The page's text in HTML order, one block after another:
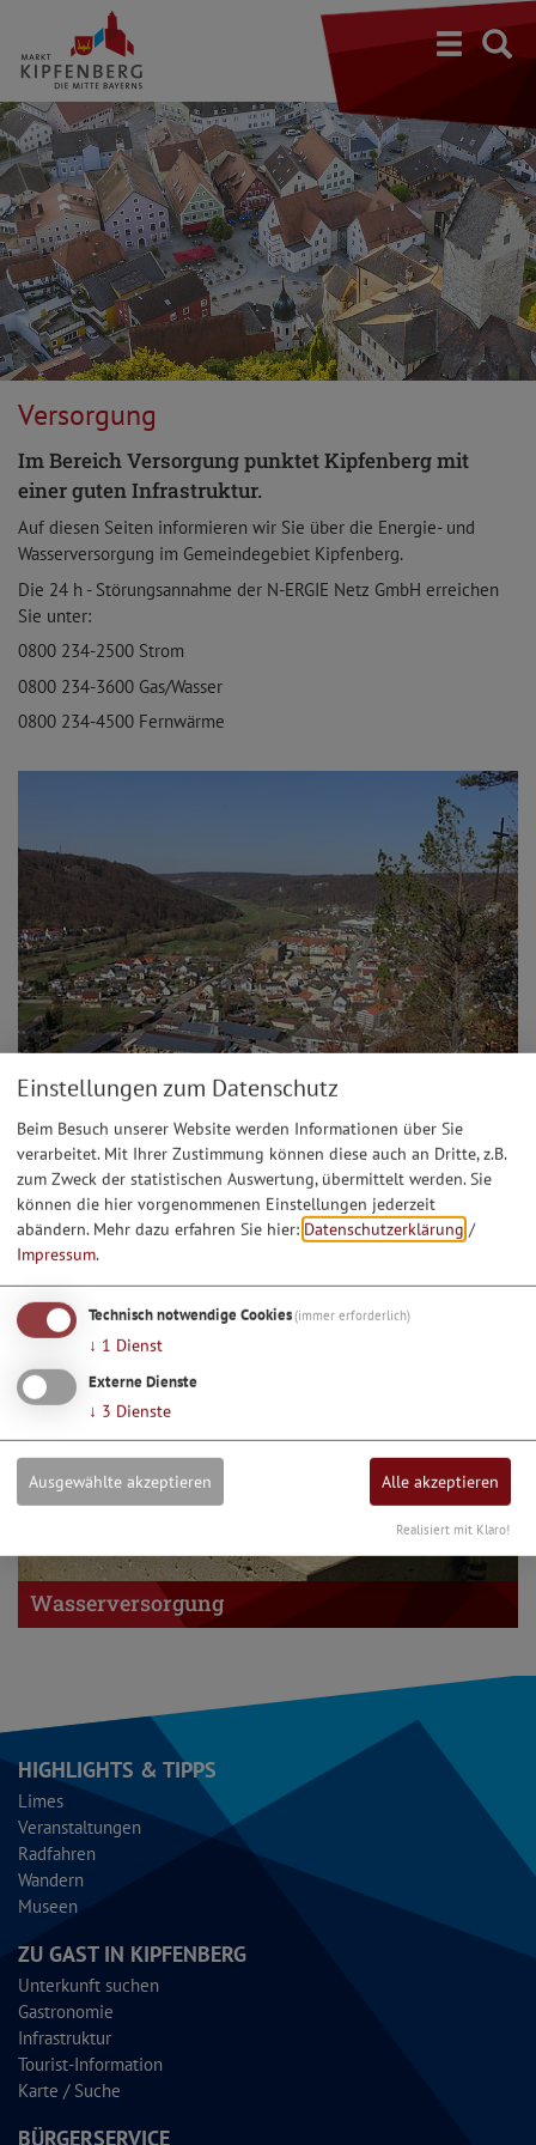
Versorgung
Im Bereich Versorgung punktet Kipfenberg mit
einer guten Infrastruktur.
Auf diesen Seiten informieren wir Sie über die Energie- und
Wasserversorgung im Gemeindegebiet Kipfenberg.
Die 24 h - Störungsannahme der N-ERGIE Netz GmbH erreichen
Sie unter:
0800 234-2500 Strom
0800 234-3600 Gas/Wasser
0800 234-4500 Fernwärme
Energieversorgung
Wasserversorgung
HIGHLIGHTS & TIPPS
Limes
Veranstaltungen
Radfahren
Wandern
Museen
ZU GAST IN KIPFENBERG
Unterkunft suchen
Gastronomie
Infrastruktur
Tourist-Information
Karte / Suche
BÜRGERSERVICE
Einstellungen zum Datenschutz
Beim Besuch unserer Website werden Informationen über Sie
verarbeitet. Mit Ihrer Zustimmung können diese auch an Dritte, z.B.
zum Zweck der statistischen Auswertung, übermittelt werden. Sie
können die hier vorgenommenen Einstellungen jederzeit
abändern. Mehr dazu erfahren Sie hier: Datenschutzerklärung /
Impressum.
Technisch notwendige Cookies(immer erforderlich)
↓ 1 Dienst
Externe Dienste
↓ 3 Dienste
Ausgewählte akzeptieren Alle akzeptieren
Realisiert mit Klaro!